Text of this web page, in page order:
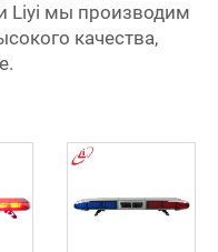
Liyi мы производим
качества,